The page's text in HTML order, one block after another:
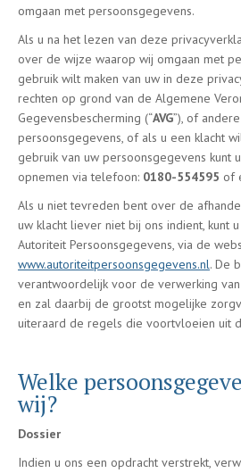
omgaan met persoonsgegevens.
Als u na het lezen van deze
over de wijze waarop wij omgaan met
gebruik wilt maken van uw in deze
rechten op grond van de Algemene
Gegevensbescherming (“AVG”), of
persoonsgegevens, of als u een klacht
gebruik van uw persoonsgegevens kunt
opnemen via telefoon: 0180-554595 of
Als u niet tevreden bent over de
uw klacht liever niet bij ons indient, kunt
Autoriteit Persoonsgegevens, via de
www.autoriteitpersoonsgegevens.nl. De
verantwoordelijk voor de verwerking
en zal daarbij de grootst mogelijke
uiteraard de regels die voortvloeien uit
Welke
wij?
Dossier
Indien u ons een opdracht verstrekt,